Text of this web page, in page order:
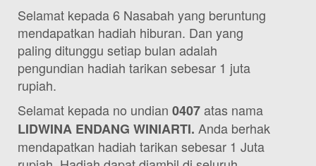
Selamat kepada 6 Nasabah yang beruntung
mendapatkan hadiah hiburan. Dan yang
paling ditunggu setiap bulan adalah
pengundian hadiah tarikan sebesar 1 juta
rupiah.
Selamat kepada no undian 0407atas nama
LIDWINA ENDANG WINIARTI. Anda berhak
mendapatkan hadiah tarikan sebesar 1 Juta